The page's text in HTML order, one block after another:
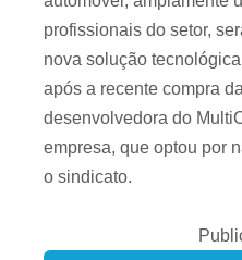
profissionais do setor,
nova solução
após a recente compra
desenvolvedora do
empresa, que optou por
o sindicato.